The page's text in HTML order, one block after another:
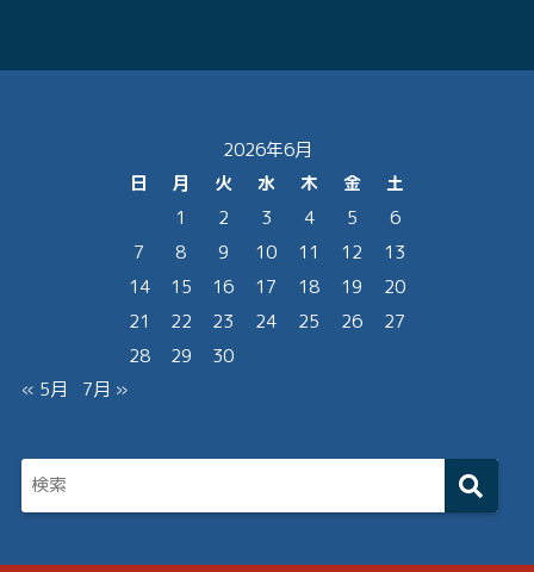
2026年6月
日
月 火 水 木 金
土
1
2 3 4 5
6
7
8 9 10 11 12
13
14
15 16 17 18 19
20
21
22 23 24 25 26
27
28
29
30
« 5月
7月 »